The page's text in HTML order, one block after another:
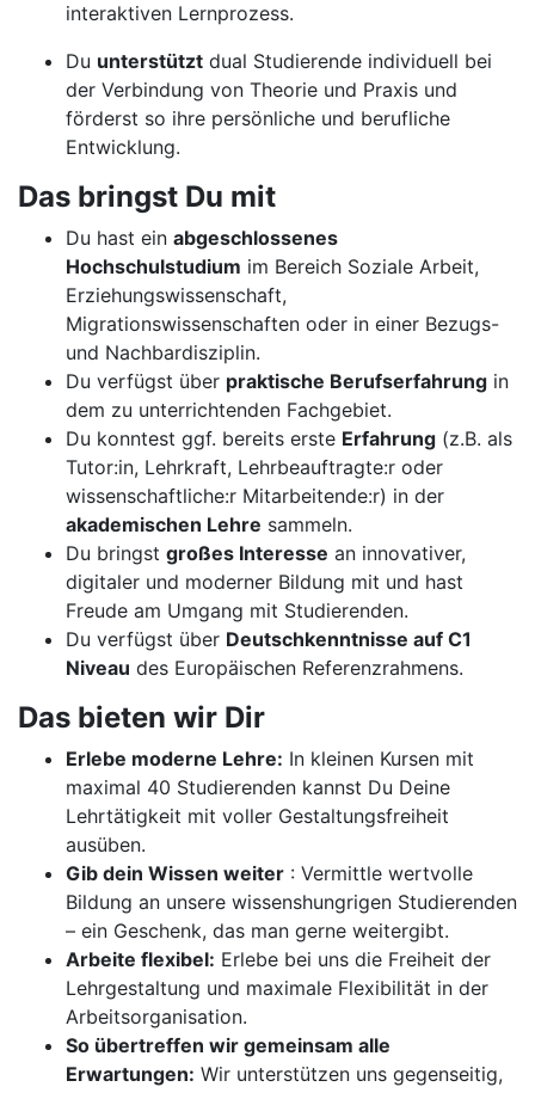
interaktiven Lernprozess.
Du unterstützt dual Studierende individuell bei
der Verbindung von Theorie und Praxis und
förderst so ihre persönliche und berufliche
Entwicklung.
Das bringst Du mit
Du hast ein abgeschlossenes
Hochschulstudium im Bereich Soziale Arbeit,
Erziehungswissenschaft,
Migrationswissenschaften oder in einer Bezugs-
und Nachbardisziplin.
Du verfügst über praktische Berufserfahrung in
dem zu unterrichtenden Fachgebiet.
Du konntest ggf. bereits erste Erfahrung (z.B. als
Tutor:in, Lehrkraft, Lehrbeauftragte:r oder
wissenschaftliche:r Mitarbeitende:r) in der
akademischen Lehre sammeln.
Du bringst großes Interesse an innovativer,
digitaler und moderner Bildung mit und hast
Freude am Umgang mit Studierenden.
Du verfügst über Deutschkenntnisse auf C1
Niveau des Europäischen Referenzrahmens.
Das bieten wir Dir
Erlebe moderne Lehre: In kleinen Kursen mit
maximal 40 Studierenden kannst Du Deine
Lehrtätigkeit mit voller Gestaltungsfreiheit
ausüben.
Gib dein Wissen weiter : Vermittle wertvolle
Bildung an unsere wissenshungrigen Studierenden
– ein Geschenk, das man gerne weitergibt.
Arbeite flexibel: Erlebe bei uns die Freiheit der
Lehrgestaltung und maximale Flexibilität in der
Arbeitsorganisation.
So übertreffen wir gemeinsam alle
Erwartungen: Wir unterstützen uns gegenseitig,